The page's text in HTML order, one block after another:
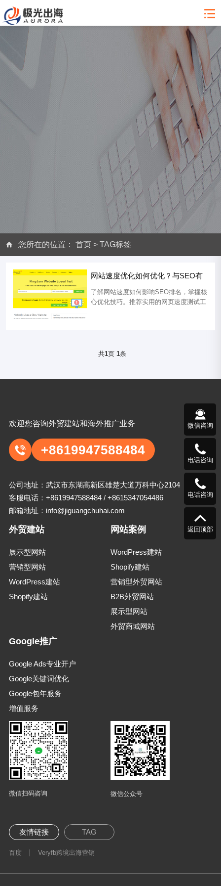
您所在的位置： 首页 > TAG标签
网站速度优化如何优化？与SEO有
关系吗？网页速度测试工具推荐
了解网站速度如何影响SEO排名，掌握核
心优化技巧。推荐实用的网页速度测试工
共1页 1条
欢迎您咨询外贸建站和海外推广业务
+8619947588484
公司地址：武汉市东湖高新区雄楚大道万科中心2104
客服电话： +8619947588484/ +8615347054486
邮箱地址： info@jiguangchuhai.com
外贸建站
展示型网站
营销型网站
WordPress建站
Shopify建站
网站案例
WordPress建站
Shopify建站
营销型外贸网站
B2B外贸网站
展示型网站
外贸商城网站
Google推广
Google Ads专业开户
Google关键词优化
Google包年服务
增值服务
微信扫码咨询 微信公众号
友情链接 TAG
百度 Veryfb跨境出海营销
微信咨询
电话咨询
电话咨询
返回顶部